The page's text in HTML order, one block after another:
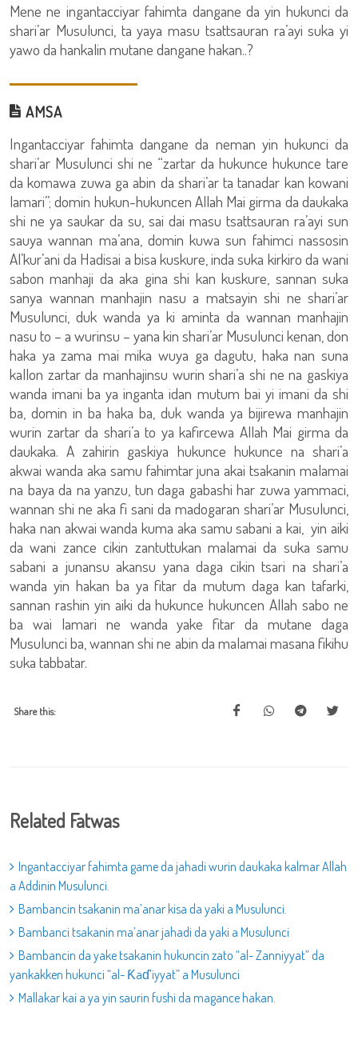
Mene ne ingantacciyar fahimta dangane da yin hukunci da
shari’ar Musulunci, ta yaya masu tsattsauran ra’ayi suka yi
yawo da hankalin mutane dangane hakan..?
AMSA
Ingantacciyar fahimta dangane da neman yin hukunci da
shari’ar Musulunci shi ne “zartar da hukunce hukunce tare
da komawa zuwa ga abin da shari’ar ta tanadar kan kowani
lamari”; domin hukun-hukuncen Allah Mai girma da daukaka
shi ne ya saukar da su, sai dai masu tsattsauran ra’ayi sun
sauya wannan ma’ana, domin kuwa sun fahimci nassosin
Al’kur’ani da Hadisai a bisa kuskure, inda suka kirkiro da wani
sabon manhaji da aka gina shi kan kuskure, sannan suka
sanya wannan manhajin nasu a matsayin shi ne shari’ar
Musulunci, duk wanda ya ki aminta da wannan manhajin
nasu to – a wurinsu – yana kin shari’ar Musulunci kenan, don
haka ya zama mai mika wuya ga dagutu, haka nan suna
kallon zartar da manhajinsu wurin shari’a shi ne na gaskiya
wanda imani ba ya inganta idan mutum bai yi imani da shi
ba, domin in ba haka ba, duk wanda ya bijirewa manhajin
wurin zartar da shari’a to ya kafircewa Allah Mai girma da
daukaka. A zahirin gaskiya hukunce hukunce na shari’a
akwai wanda aka samu fahimtar juna akai tsakanin malamai
na baya da na yanzu, tun daga gabashi har zuwa yammaci,
wannan shi ne aka fi sani da madogaran shari’ar Musulunci,
haka nan akwai wanda kuma aka samu sabani a kai, yin aiki
da wani zance cikin zantuttukan malamai da suka samu
sabani a junansu akansu yana daga cikin tsari na shari’a
wanda yin hakan ba ya fitar da mutum daga kan tafarki,
sannan rashin yin aiki da hukunce hukuncen Allah sabo ne
ba wai lamari ne wanda yake fitar da mutane daga
Musulunci ba, wannan shi ne abin da malamai masana fikihu
suka tabbatar.
Share this:
Related Fatwas
Ingantacciyar fahimta game da jahadi wurin daukaka kalmar Allah
a Addinin Musulunci.
Bambancin tsakanin ma’anar kisa da yaki a Musulunci.
Bambanci tsakanin ma’anar jahadi da yaki a Musulunci
Bambancin da yake tsakanin hukuncin zato “al- Zanniyyat” da
yankakken hukunci “al- Ƙaɗ’iyyat” a Musulunci
Mallakar kai a ya yin saurin fushi da magance hakan.